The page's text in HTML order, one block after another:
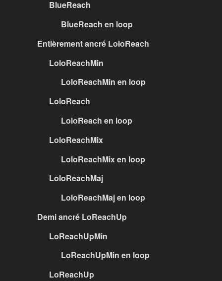
BlueReach
BlueReach en loop
Entièrement ancré LoloReach
LoloReachMin
LoloReachMin en loop
LoloReach
LoloReach en loop
LoloReachMix
LoloReachMix en loop
LoloReachMaj
LoloReachMaj en loop
Demi ancré LoReachUp
LoReachUpMin
LoReachUpMin en loop
LoReachUp